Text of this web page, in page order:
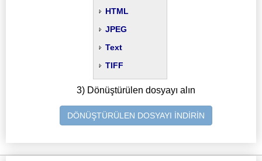
HTML
JPEG
Text
TIFF
3) Dönüştürülen dosyayı alın
DÖNÜŞTÜRÜLEN DOSYAYI İNDİRİN